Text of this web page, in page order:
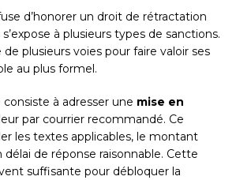
d’honorer un droit de rétractation
à plusieurs types de sanctions.
de plusieurs voies pour faire valoir ses
au plus formel.
à adresser une mise en
par courrier recommandé. Ce
les textes applicables, le montant
de réponse raisonnable. Cette
suffisante pour débloquer la